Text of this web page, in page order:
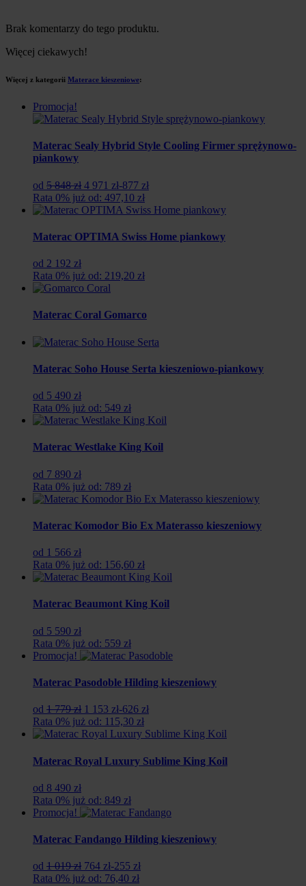
Brak komentarzy do tego produktu.
Więcej ciekawych!
Więcej z kategorii Materace kieszeniowe:
Promocja!
Materac Sealy Hybrid Style Cooling Firmer sprężynowo-
piankowy
od 5 848 zł Pierwotna
cena
wynosiła:
848
4 971 złAktualna
cena
wynosi:
971
-877 zł
Rata 0% już od: 497,10 zł
Materac OPTIMA Swiss Home piankowy
od 2 192 zł
Rata 0% już od: 219,20 zł
Materac Coral Gomarco
Materac Soho House Serta kieszeniowo-piankowy
od 5 490 zł
Rata 0% już od: 549 zł
Materac Westlake King Koil
od 7 890 zł
Rata 0% już od: 789 zł
Materac Komodor Bio Ex Materasso kieszeniowy
od 1 566 zł
Rata 0% już od: 156,60 zł
Materac Beaumont King Koil
od 5 590 zł
Rata 0% już od: 559 zł
Promocja!
Materac Pasodoble Hilding kieszeniowy
od 1 779 zł Pierwotna
cena
wynosiła:
779
zł.
1 153 złAktualna
cena
wynosi:
153
zł.
-626 zł
Rata 0% już od: 115,30 zł
Materac Royal Luxury Sublime King Koil
od 8 490 zł
Rata 0% już od: 849 zł
Promocja!
Materac Fandango Hilding kieszeniowy
od 1 019 zł Pierwotna
cena
764 złAktualna
cena
-255 zł
Rata 0% już od: 76,40 zł